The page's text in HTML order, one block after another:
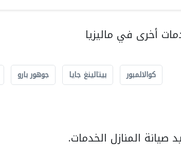
أخرى في ماليزيا
كوالالمبور بيتالينغ جايا جوهور بارو
صيانة المنازل الخدمات.